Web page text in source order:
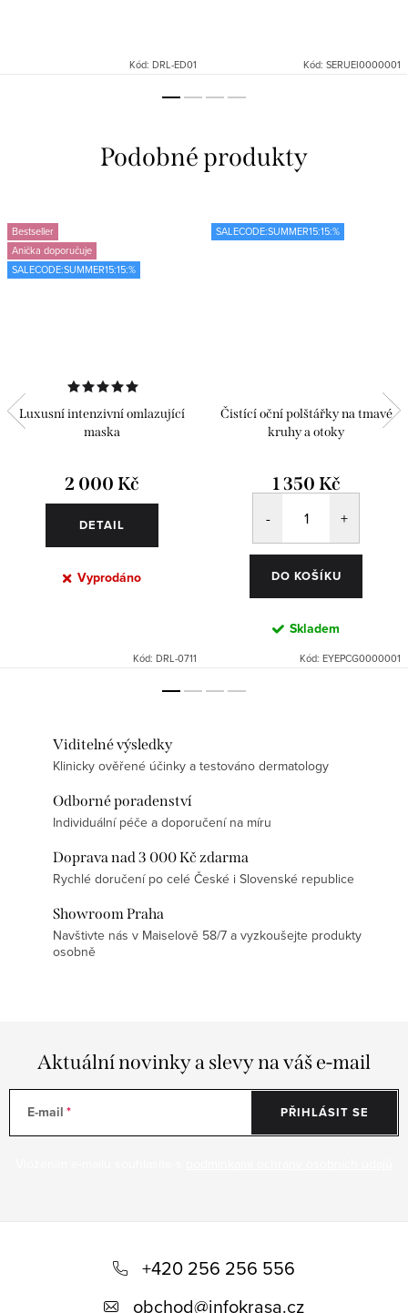
Kód: DRL-ED01 Kód: SERUEI0000001
Bestseller
Anička doporučuje
SALECODE:SUMMER15:15:%
Luxusní intenzivní omlazující
maska
2 000 Kč
DETAIL
Vyprodáno
Kód: DRL-0711
SALECODE:SUMMER15:15:%
Čistící oční polštářky na tmavé
kruhy a otoky
1 350 Kč
DO KOŠÍKU
Skladem
Kód: EYEPCG0000001
Viditelné výsledky
Klinicky ověřené účinky a testováno dermatology
Odborné poradenství
Individuální péče a doporučení na míru
Doprava nad 3 000 Kč zdarma
Rychlé doručení po celé České i Slovenské republice
Showroom Praha
Navštivte nás v Maiselově 58/7 a vyzkoušejte produkty
osobně
Aktuální novinky a slevy na váš e-mail
E-mail PŘIHLÁSIT SE
+420 256 256 556
obchod@infokrasa.cz